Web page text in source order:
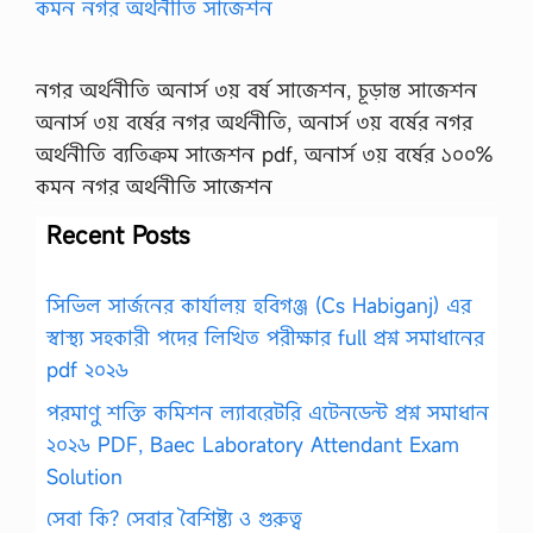
নগর অর্থনীতি অনার্স ৩য় বর্ষ সাজেশন, চূড়ান্ত সাজেশন
অনার্স ৩য় বর্ষের নগর অর্থনীতি, অনার্স ৩য় বর্ষের নগর
অর্থনীতি ব্যতিক্রম সাজেশন pdf, অনার্স ৩য় বর্ষের ১০০%
কমন নগর অর্থনীতি সাজেশন
Recent Posts
সিভিল সার্জনের কার্যালয় হবিগঞ্জ (Cs Habiganj) এর
স্বাস্থ্য সহকারী পদের লিখিত পরীক্ষার full প্রশ্ন সমাধানের
pdf ২০২৬
পরমাণু শক্তি কমিশন ল্যাবরেটরি এটেনডেন্ট প্রশ্ন সমাধান
২০২৬ PDF, Baec Laboratory Attendant Exam
Solution
সেবা কি? সেবার বৈশিষ্ট্য ও গুরুত্ব